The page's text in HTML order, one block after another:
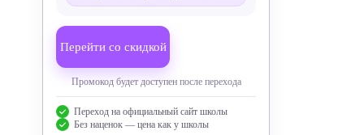
Перейти со скидкой
Промокод будет доступен после перехода
Переход на официальный сайт школы
Без наценок — цена как у школы